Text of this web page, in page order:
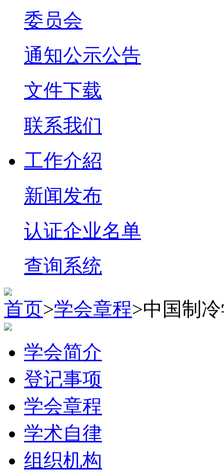
委员会
通知公示公告
文件下载
联系我们
工作介紹
新闻发布
认证企业名单
查询系统
首页>学会章程>中国制
学会简介
登记事项
学会章程
学术自律
组织机构